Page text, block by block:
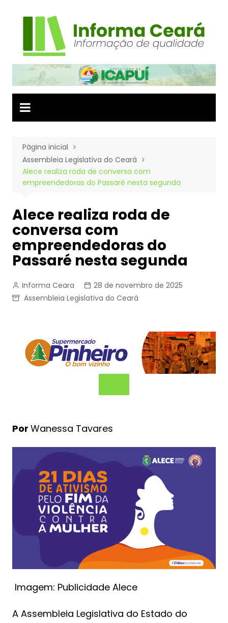
Página inicial
Assembleia Legislativa do Ceará
Alece realiza roda de conversa com
empreendedoras do Passaré nesta segunda
Alece realiza roda de
conversa com
empreendedoras do
Passaré nesta segunda
Informa Ceara
28 de novembro de 2025
Assembleia Legislativa do Ceará
Por Wanessa Tavares
Imagem: Publicidade Alece
A Assembleia Legislativa do Estado do